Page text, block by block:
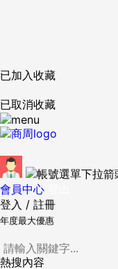
已加入收藏
已取消收藏
會員中心
登入 / 註冊
年度最大優惠
熱搜內容